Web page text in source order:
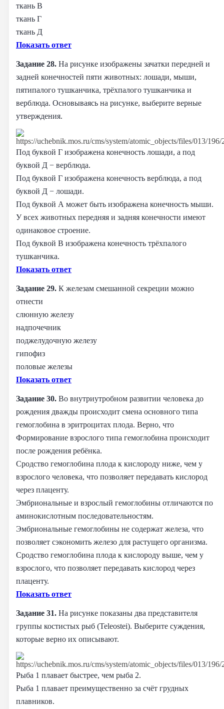
ткань В
ткань Г
ткань Д
Показать ответ
Задание 28. На рисунке изображены зачатки передней и
задней конечностей пяти животных: лошади, мыши,
пятипалого тушканчика, трёхпалого тушканчика и
верблюда. Основываясь на рисунке, выберите верные
утверждения.
Под буквой Г изображена конечность лошади, а под
буквой Д − верблюда.
Под буквой Г изображена конечность верблюда, а под
буквой Д − лошади.
Под буквой А может быть изображена конечность мыши.
У всех животных передняя и задняя конечности имеют
одинаковое строение.
Под буквой В изображена конечность трёхпалого
тушканчика.
Показать ответ
Задание 29. К железам смешанной секреции можно
отнести
слюнную железу
надпочечник
поджелудочную железу
гипофиз
половые железы
Показать ответ
Задание 30. Во внутриутробном развитии человека до
рождения дважды происходит смена основного типа
гемоглобина в эритроцитах плода. Верно, что
Формирование взрослого типа гемоглобина происходит
после рождения ребёнка.
Сродство гемоглобина плода к кислороду ниже, чем у
взрослого человека, что позволяет передавать кислород
через плаценту.
Эмбриональные и взрослый гемоглобины отличаются по
аминокислотным последовательностям.
Эмбриональные гемоглобины не содержат железа, что
позволяет сэкономить железо для растущего организма.
Сродство гемоглобина плода к кислороду выше, чем у
взрослого, что позволяет передавать кислород через
плаценту.
Показать ответ
Задание 31. На рисунке показаны два представителя
группы костистых рыб (Teleostei). Выберите суждения,
которые верно их описывают.
Рыба 1 плавает быстрее, чем рыба 2.
Рыба 1 плавает преимущественно за счёт грудных
плавников.